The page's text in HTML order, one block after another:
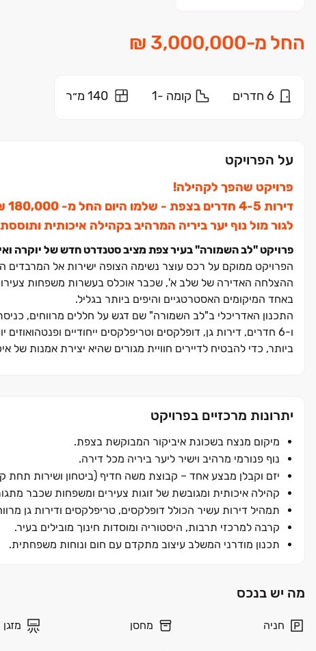
החל מ-
6 חדרים קומה -1 140 מ״ר
על הפרויקט
פרויקט שהפך לקהילה!
דירות ‏4-5 חדרים בצפת - שלמו היום החל מ- ‏180,000 ‏₪ ושאר התשלום בעוד שנתיים!
לגור מול נוף יער ביריה המרהיב בקהילה איכותית
פרויקט "לב השמורה" בעיר צפת מציב סטנדרט חדש של יוקרה
הפרויקט ממוקם על רכס עוצר נשימה הצופה ישירות אל המרבדים
ההצלחה האדירה של שלב א', שכבר אוכלס בעשרות משפחות
באחד המיקומים האסטרטגיים והיפים ביותר בגליל.
ו‏-‏6 חדרים, דירות גן, דופלקסים וטריפלקסים ייחודיים
ביותר, כדי להבטיח לדיירים חוויית מגורים שהיא יצירת אמנות של
יתרונות מרכזיים בפרויקט
מיקום מנצח בשכונת איביקור המבוקשת בצפת.
נוף פנורמי מרהיב וישיר ליער ביריה מכל דירה.
יזם וקבלן מבצע אחד – קבוצת משה חדיף (ביטחון ושירות תחת
קהילה איכותית ומגובשת של זוגות צעירים ומשפחות שכבר
תמהיל דירות עשיר הכולל דופלקסים, טריפלקסים ודירות גן
קרבה למרכזי תרבות, היסטוריה ומוסדות חינוך מובילים בעיר.
תכנון מודרני המשלב עיצוב מתקדם עם חום ונוחות משפחתית.
מה יש בנכס
חניה מחסן מזגן